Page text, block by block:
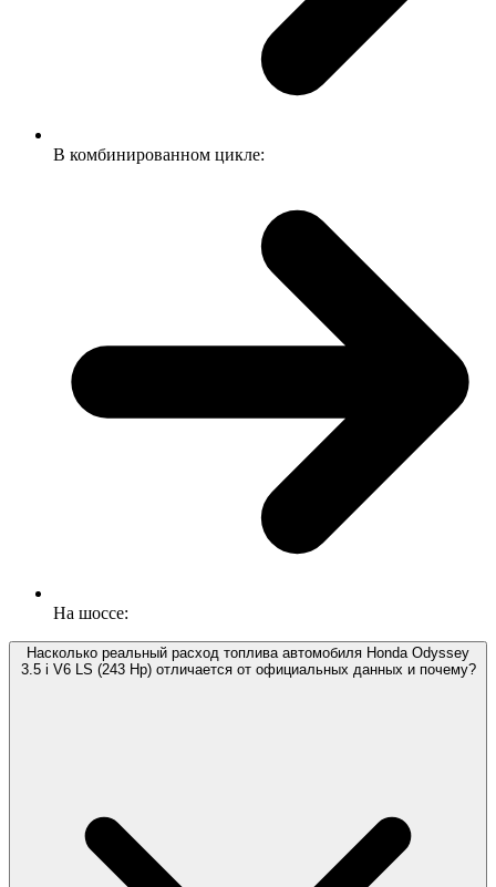
В комбинированном цикле:
На шоссе:
Насколько реальный расход топлива автомобиля Honda Odyssey
3.5 i V6 LS (243 Hp) отличается от официальных данных и почему?